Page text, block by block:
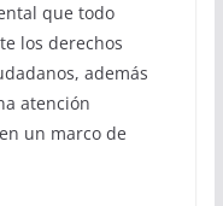
que todo
los derechos
además
atención
un marco de